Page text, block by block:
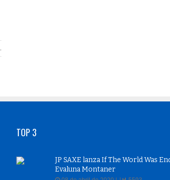
TOP 3
JP SAXE lanza If The World Was
Evaluna Montaner